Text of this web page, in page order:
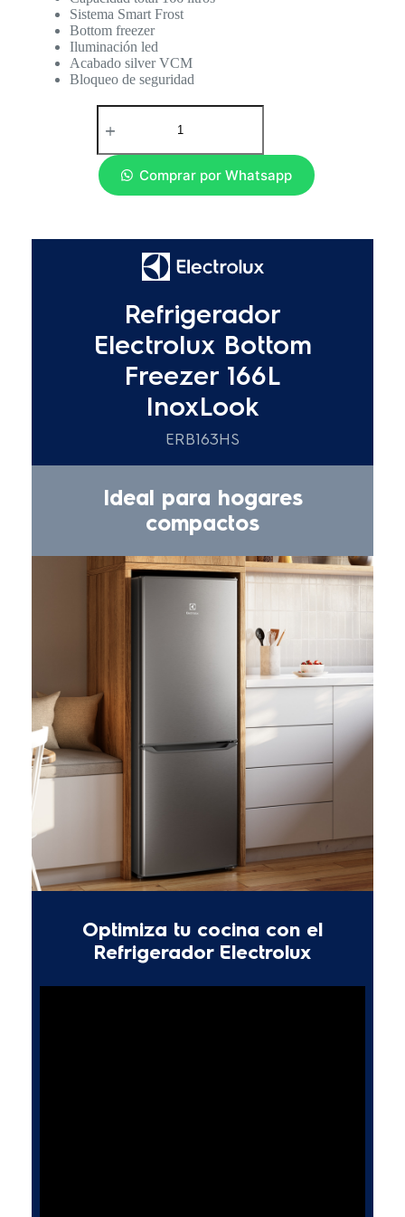
Sistema Smart Frost
Bottom freezer
Iluminación led
Acabado silver VCM
Bloqueo de seguridad
Comprar por Whatsapp